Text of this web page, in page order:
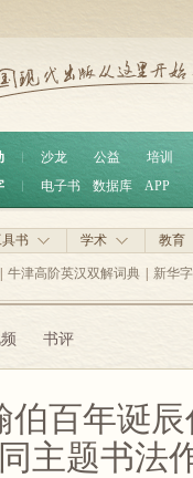
沙龙 公益
培训
电子书 数据库 APP
书 学术 教育
牛津高阶英汉双解词典 新华
书评
伯百年诞
同主题书法